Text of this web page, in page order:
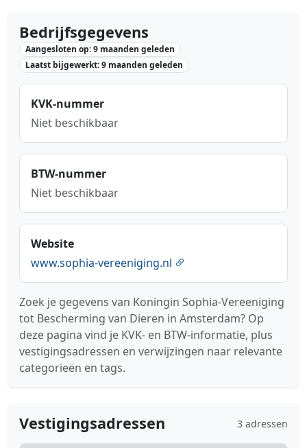
Bedrijfsgegevens
Aangesloten op: 9 maanden geleden
Laatst bijgewerkt: 9 maanden geleden
KVK-nummer
Niet beschikbaar
BTW-nummer
Niet beschikbaar
Website
www.sophia-vereeniging.nl
Zoek je gegevens van Koningin Sophia-Vereeniging
tot Bescherming van Dieren in Amsterdam? Op
deze pagina vind je KVK- en BTW-informatie, plus
vestigingsadressen en verwijzingen naar relevante
categorieën en tags.
Vestigingsadressen 3 adressen